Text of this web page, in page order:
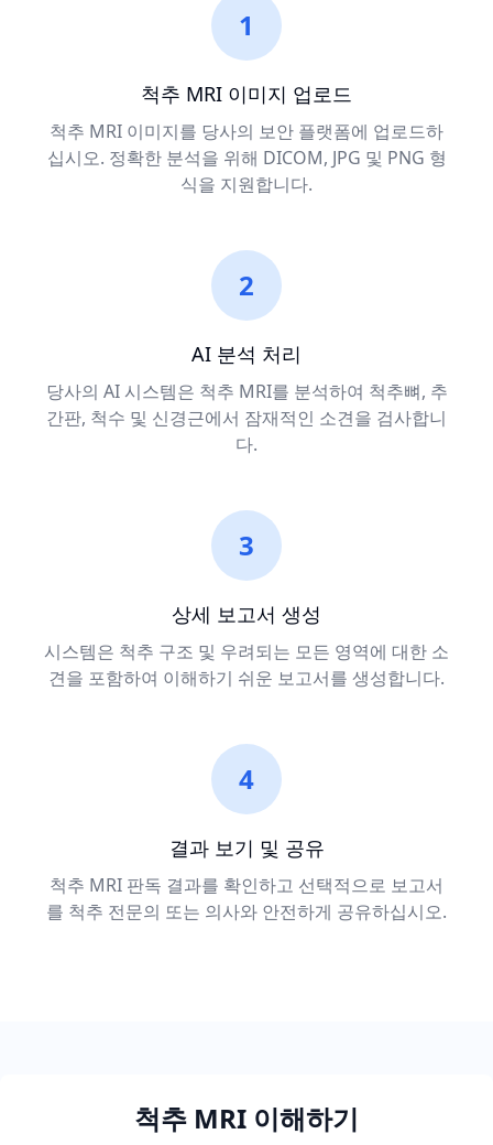
1
척추 MRI 이미지 업로드
척추 MRI 이미지를 당사의 보안 플랫폼에 업로드하
십시오. 정확한 분석을 위해 DICOM, JPG 및 PNG 형
식을 지원합니다.
2
AI 분석 처리
당사의 AI 시스템은 척추 MRI를 분석하여 척추뼈, 추
간판, 척수 및 신경근에서 잠재적인 소견을 검사합니
다.
3
상세 보고서 생성
시스템은 척추 구조 및 우려되는 모든 영역에 대한 소
견을 포함하여 이해하기 쉬운 보고서를 생성합니다.
4
결과 보기 및 공유
척추 MRI 판독 결과를 확인하고 선택적으로 보고서
를 척추 전문의 또는 의사와 안전하게 공유하십시오.
척추 MRI 이해하기